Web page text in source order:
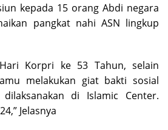
kepada 15 orang Abdi negara
pangkat nahi ASN lingkup
Korpri ke 53 Tahun, selain
melakukan giat bakti sosial
di Islamic Center.
Jelasnya